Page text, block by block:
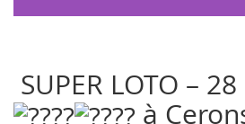
SUPER LOTO – 28
à